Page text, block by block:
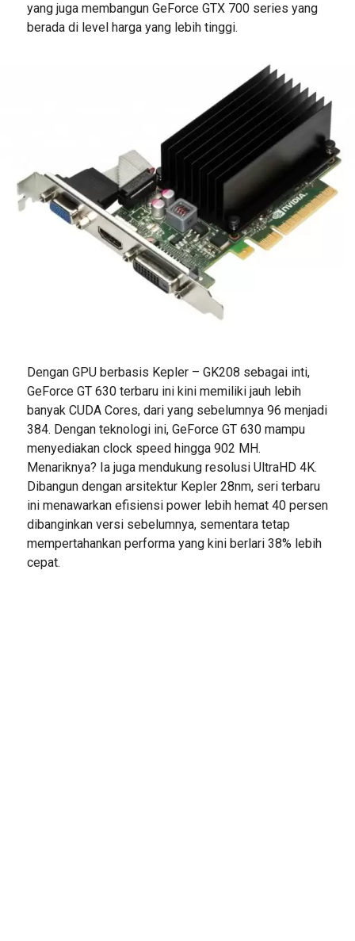
yang juga membangun GeForce GTX 700 series yang
berada di level harga yang lebih tinggi.
Dengan GPU berbasis Kepler – GK208 sebagai inti,
GeForce GT 630 terbaru ini kini memiliki jauh lebih
banyak CUDA Cores, dari yang sebelumnya 96 menjadi
384. Dengan teknologi ini, GeForce GT 630 mampu
menyediakan clock speed hingga 902 MH.
Menariknya? Ia juga mendukung resolusi UltraHD 4K.
Dibangun dengan arsitektur Kepler 28nm, seri terbaru
ini menawarkan efisiensi power lebih hemat 40 persen
dibanginkan versi sebelumnya, sementara tetap
mempertahankan performa yang kini berlari 38% lebih
cepat.